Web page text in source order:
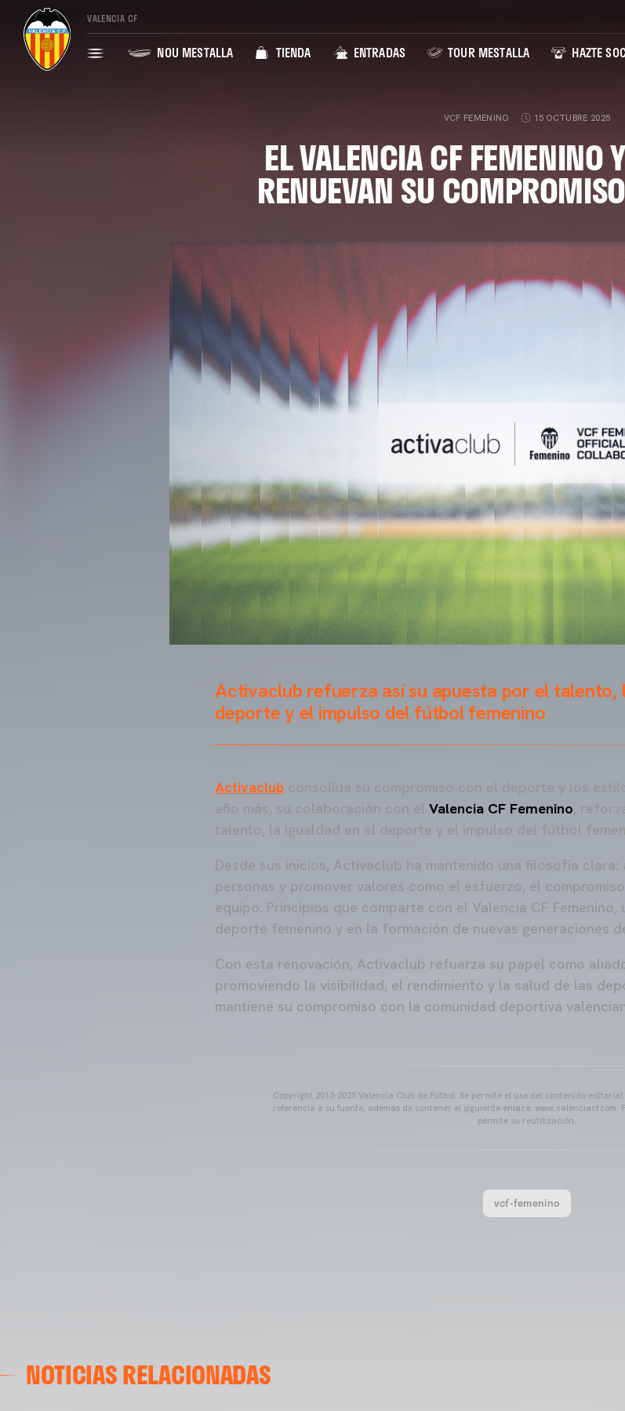
VALENCIA CF
NOU MESTALLA TIENDA ENTRADAS TOUR MESTALLA HAZTE
VCF FEMENINO 15 OCTUBRE 2025
EL VALENCIA CF FEMENINO
RENUEVAN SU
Activaclub refuerza así su apuesta por el talento,
deporte y el impulso del fútbol femenino
Activaclub consolida su compromiso con el deporte y los
año más, su colaboración con el Valencia CF Femenino,
talento, la igualdad en el deporte y el impulso del fútbol
Desde sus inicios, Activaclub ha mantenido una filosofía
personas y promover valores como el esfuerzo, el
equipo. Principios que comparte con el Valencia CF
deporte femenino y en la formación de nuevas generaciones
Con esta renovación, Activaclub refuerza su papel como
promoviendo la visibilidad, el rendimiento y la salud de las
mantiene su compromiso con la comunidad deportiva
Copyright 2013-2025 Valencia Club de Fútbol. Se permite el uso del contenido
referencia a su fuente, además de contener el siguiente enlace: www.valenciacf.com.
permite su reutilización.
vcf-femenino
NOTICIAS RELACIONADAS